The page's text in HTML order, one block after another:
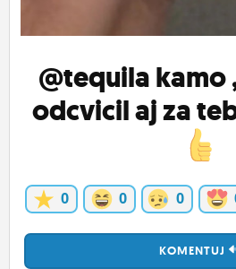
@tequilakamo
odcvicil aj za
0 0 0
KOMENTUJ